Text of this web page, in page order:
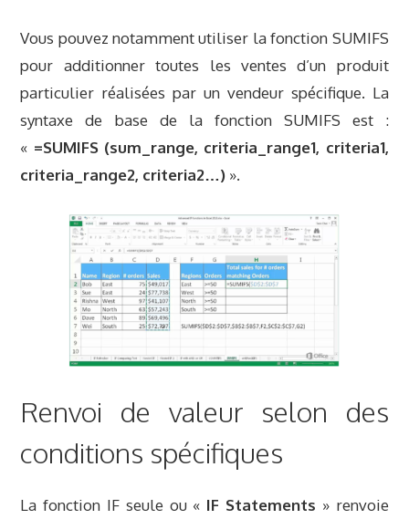
Vous pouvez notamment utiliser la fonction SUMIFS
pour additionner toutes les ventes d’un produit
particulier réalisées par un vendeur spécifique. La
syntaxe de base de la fonction SUMIFS est :
« =SUMIFS (sum_range, criteria_range1, criteria1,
criteria_range2, criteria2…) ».
Renvoi de valeur selon des
conditions spécifiques
La fonction IF seule ou « IF Statements » renvoie